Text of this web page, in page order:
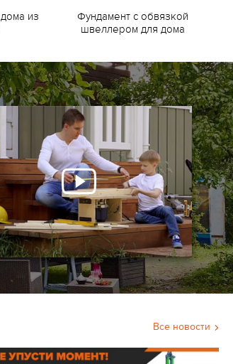
из
Фундамент с обвязкой
швеллером для дома
Все новости